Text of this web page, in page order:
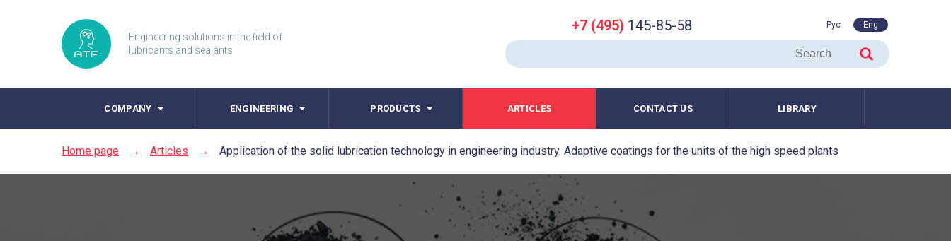
Engineering solutions in the field of
lubricants and sealants
+7 (495) 145-85-58 Рус Eng
COMPANY ENGINEERING PRODUCTS ARTICLES CONTACT US LIBRARY
Home page → Articles → Application of the solid lubrication technology in engineering industry. Adaptive coatings for the units of the high speed plants